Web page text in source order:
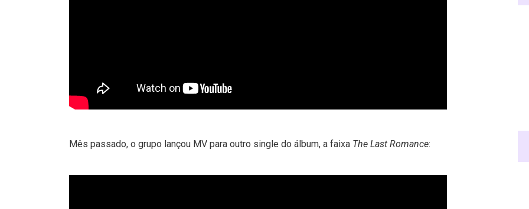
Mês passado, o grupo lançou MV para outro single do álbum, a faixa The Last Romance: